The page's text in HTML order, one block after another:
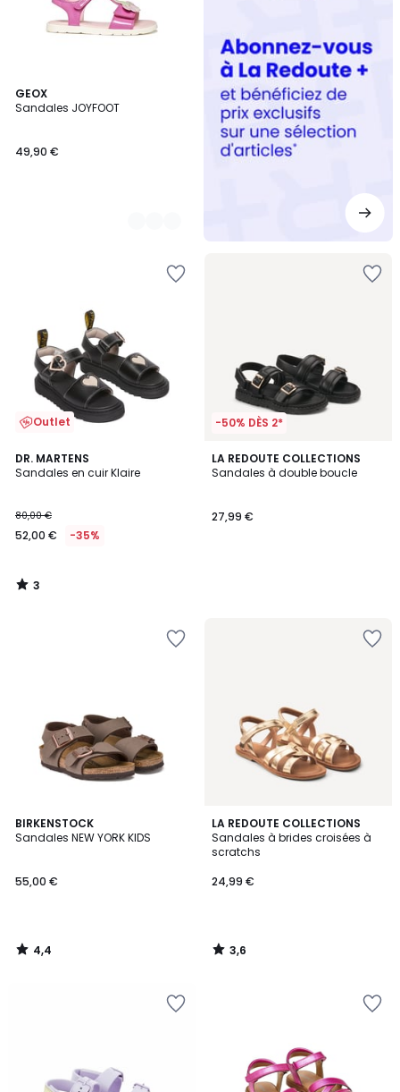
GEOX
Sandales JOYFOOT
49,90 €
2
Couleurs
Outlet
DR. MARTENS
Sandales en cuir Klaire
80,00 €
52,00 € -35%
3
/
3
/
-50% DÈS 2*
LA REDOUTE COLLECTIONS
Sandales à double boucle
27,99 €
BIRKENSTOCK
Sandales NEW YORK KIDS
55,00 €
4,4
/ 5
4,4
/
LA REDOUTE COLLECTIONS
Sandales à brides croisées à
scratchs
24,99 €
3,6
/ 5
3,6
/